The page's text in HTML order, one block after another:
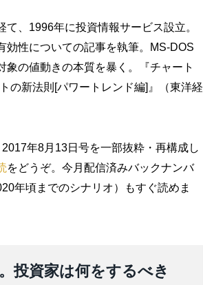
、1996年に投資情報サービス設立。
効性についての記事を執筆。MS-DOS
の値動きの本質を暴く。『チャート
の新法則[パワートレンド編]』（東洋経
2017年8月13日号を一部抜粋・再構成し
をどうぞ。今月配信済みバックナンバ
年頃までのシナリオ）もすぐ読めま
投資家は何をするべき